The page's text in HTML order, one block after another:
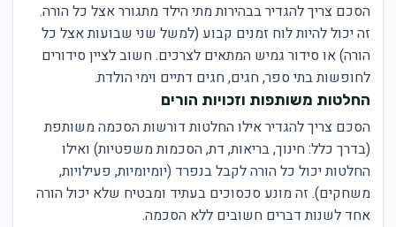
הסכם צריך להגדיר בבהירות מתי הילד מתגורר אצל כל הורה.
זה יכול להיות לוח זמנים קבוע (למשל שני שבועות אצל כל
הורה) או סידור גמיש המתאים לצרכים. חשוב לציין סידורים
לחופשות בתי ספר, חגים, חגים דתיים וימי הולדת.
החלטות משותפות וזכויות הורים
הסכם צריך להגדיר אילו החלטות דורשות הסכמה משותפת
(בדרך כלל: חינוך, בריאות, דת, הסכמות משפטיות) ואילו
החלטות יכול כל הורה לקבל בנפרד (יומיומיות, פעילויות,
משחקים). זה מונע סכסוכים בעתיד ומבטיח שלא יכול הורה
אחד לשנות דברים חשובים ללא הסכמה.